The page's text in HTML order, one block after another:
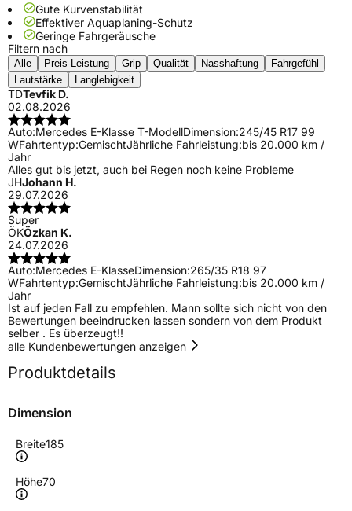
Gute Kurvenstabilität
Effektiver Aquaplaning-Schutz
Geringe Fahrgeräusche
Filtern nach
Alle Preis-Leistung Grip Qualität Nasshaftung
Fahrgefühl
Lautstärke
Langlebigkeit
TDTevfik D.
02.08.2026
Auto:Mercedes E-Klasse T-ModellDimension:245/45 R17 99
WFahrtentyp:GemischtJährliche Fahrleistung:bis 20.000 km /
Jahr
Alles gut bis jetzt, auch bei Regen noch keine Probleme
JHJohann H.
29.07.2026
Super
ÖKÖzkan K.
24.07.2026
Auto:Mercedes E-KlasseDimension:265/35 R18 97
WFahrtentyp:GemischtJährliche Fahrleistung:bis 20.000 km /
Jahr
Ist auf jeden Fall zu empfehlen. Mann sollte sich nicht von den
Bewertungen beeindrucken lassen sondern von dem Produkt
selber . Es überzeugt!!
alle Kundenbewertungen anzeigen
Produktdetails
Dimension
Breite185
Höhe70